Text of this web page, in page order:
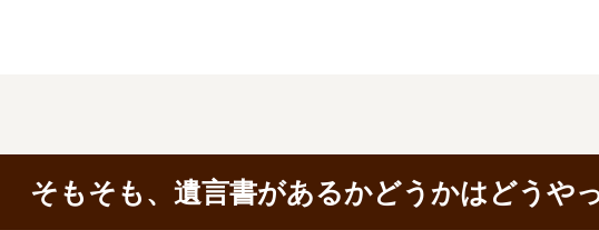
そもそも、遺言書があるかどうかはどうや